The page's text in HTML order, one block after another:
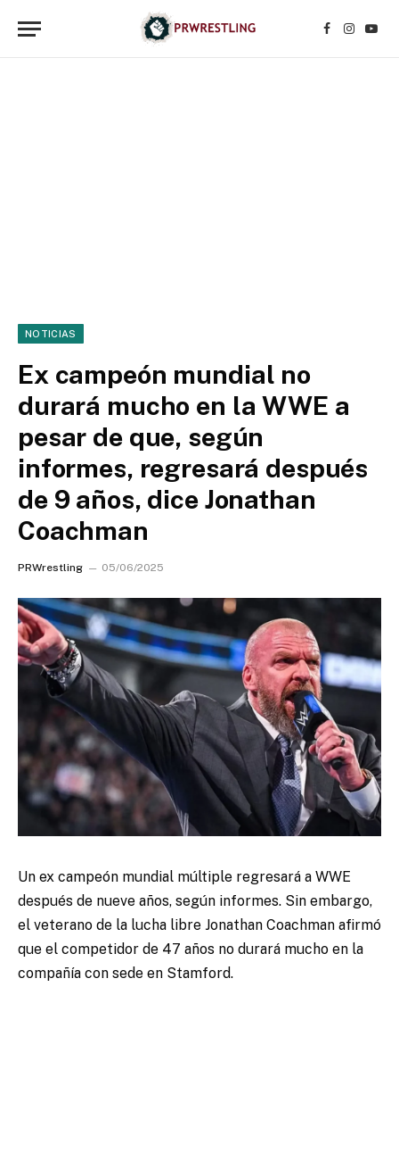
Facebook
NOTICIAS
Ex campeón mundial no
durará mucho en la WWE a
pesar de que, según
informes, regresará después
de 9 años, dice Jonathan
Coachman
PRWrestling 05/06/2025
Un ex campeón mundial múltiple regresará a WWE
después de nueve años, según informes. Sin embargo,
el veterano de la lucha libre Jonathan Coachman afirmó
que el competidor de 47 años no durará mucho en la
compañía con sede en Stamford.